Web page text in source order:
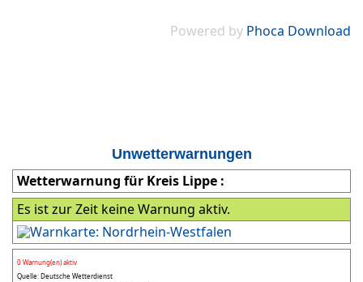
Powered by Phoca Download
Unwetterwarnungen
Wetterwarnung für Kreis Lippe :
Es ist zur Zeit keine Warnung aktiv.
0 Warnung(en) aktiv
Quelle: Deutsche Wetterdienst